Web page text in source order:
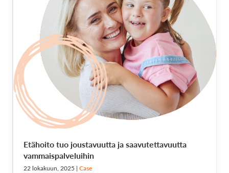
Etähoito tuo joustavuutta ja saavutettavuutta
vammaispalveluihin
22 lokakuun, 2025 | Case